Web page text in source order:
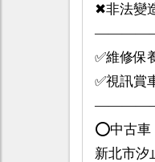
✖非法變
✅維修保
✅視訊賞
⭕️中古車
新北市汐